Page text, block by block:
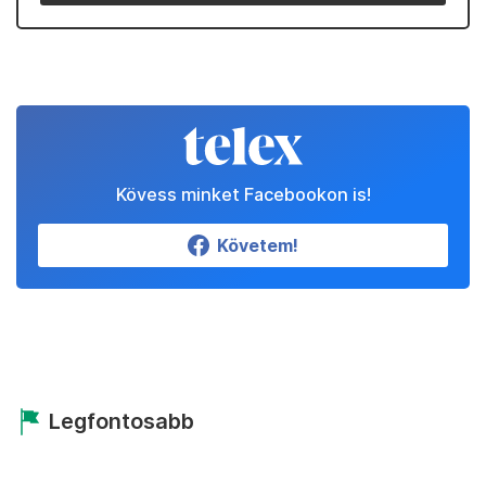
Kövess minket Facebookon is!
Követem!
Legfontosabb